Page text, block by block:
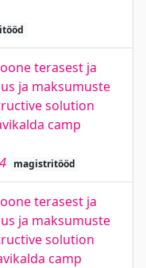
terasest ja
ja maksumuste
solution
camp
magistritööd
terasest ja
ja maksumuste
solution
camp